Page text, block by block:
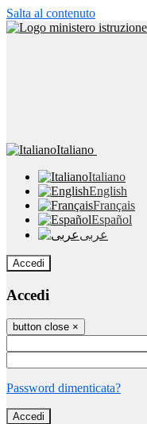
Salta al contenuto
Italiano
Italiano
English
Français
Español
عربى
Accedi
Accedi
button close ×
Password dimenticata?